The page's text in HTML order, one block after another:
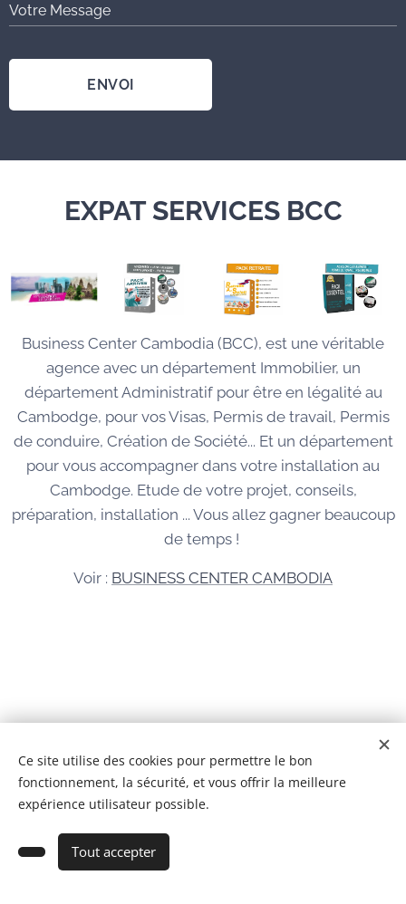
Ajouter au panier
Votre Message
ENVOI
EXPAT SERVICES BCC
Business Center Cambodia (BCC), est une véritable
agence avec un département Immobilier, un
département Administratif pour être en légalité au
Cambodge, pour vos Visas, Permis de travail, Permis
de conduire, Création de Société... Et un département
pour vous accompagner dans votre installation au
Cambodge. Etude de votre projet, conseils,
préparation, installation ... Vous allez gagner beaucoup
de temps !
Voir : BUSINESS CENTER CAMBODIA
© 2026 Tous droits réservés
BCC IMMOBILIER CAMBODGE Co,Ltd Cookies
Ce site utilise des cookies pour permettre le bon
fonctionnement, la sécurité, et vous offrir la meilleure
expérience utilisateur possible.
Tout accepter